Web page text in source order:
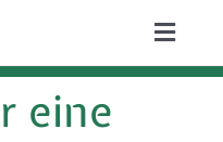
Toggle
eine